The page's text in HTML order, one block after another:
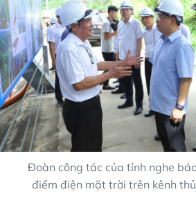
Đoàn công tác của tỉnh nghe
điểm điện mặt trời trên kênh